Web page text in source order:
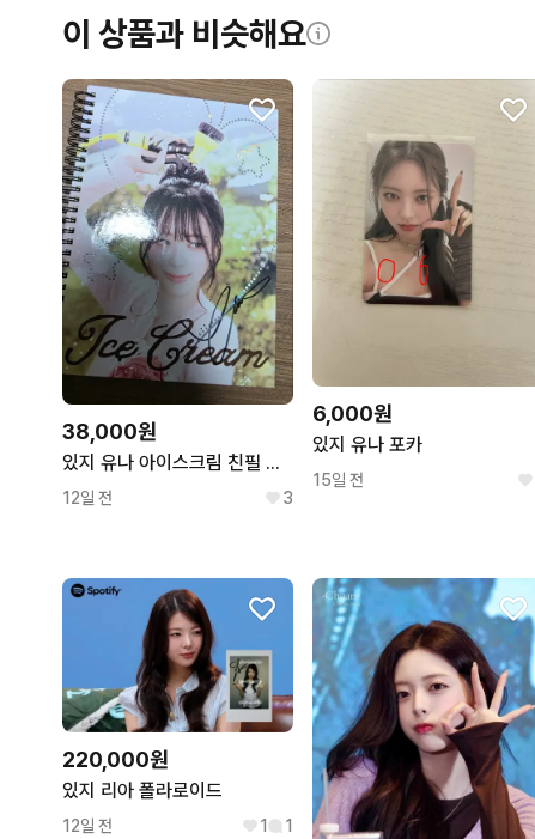
이 상품과 비슷해요
38,000원
있지 유나 아이스크림 친필 싸인앨범 비매
12일 전 3
6,000원
있지 유나 포카
15일 전
220,000원
있지 리아 폴라로이드
12일 전 1 1